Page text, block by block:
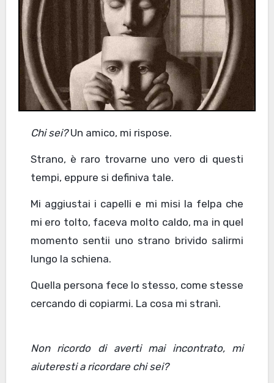
Chi sei?Un amico, mi rispose.
Strano, è raro trovarne uno vero di questi
tempi, eppure si definiva tale.
Mi aggiustai i capelli e mi misi la felpa che
mi ero tolto, faceva molto caldo, ma in quel
momento sentii uno strano brivido salirmi
lungo la schiena.
Quella persona fece lo stesso, come stesse
cercando di copiarmi. La cosa mi stranì.
Non ricordo di averti mai incontrato, mi
aiuteresti a ricordare chi sei?